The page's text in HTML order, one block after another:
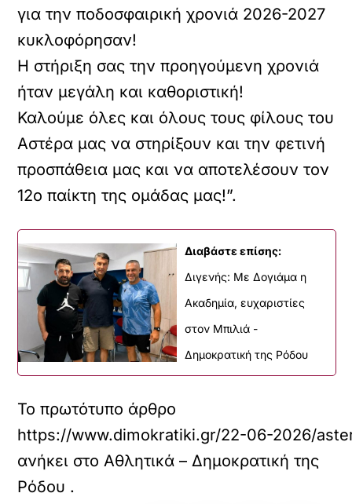
για την ποδοσφαιρική χρονιά 2026-2027
κυκλοφόρησαν!
Η στήριξη σας την προηγούμενη χρονιά
ήταν μεγάλη και καθοριστική!
Καλούμε όλες και όλους τους φίλους του
Αστέρα μας να στηρίξουν και την φετινή
προσπάθεια μας και να αποτελέσουν τον
12ο παίκτη της ομάδας μας!”.
Διαβάστε επίσης:
Διγενής: Με Δογιάμα η
Ακαδημία, ευχαριστίες
στον Μπιλιά -
Δημοκρατική της Ρόδου
Το πρωτότυπο άρθρο
https://www.dimokratiki.gr/22-06-2026/
ανήκει στοΑθλητικά – Δημοκρατική της
Ρόδου .